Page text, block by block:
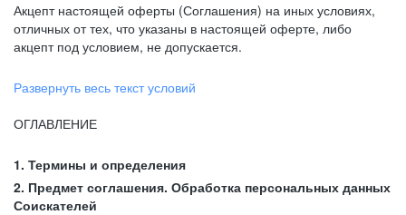
Акцепт настоящей оферты (Соглашения) на иных условиях,
отличных от тех, что указаны в настоящей оферте, либо
акцепт под условием, не допускается.
Развернуть весь текст условий
ОГЛАВЛЕНИЕ
1. Термины и определения
2. Предмет соглашения. Обработка персональных данных
Соискателей